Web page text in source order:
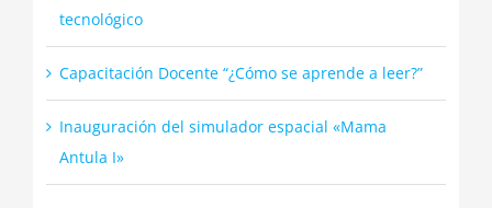
tecnológico
Capacitación Docente “¿Cómo se aprende a leer?”
Inauguración del simulador espacial «Mama
Antula I»